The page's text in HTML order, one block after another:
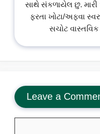
સાથે સંકળાયેલ છુ. મારી
ફરતા ખોટા/અફવા
સચોટ
Leave a